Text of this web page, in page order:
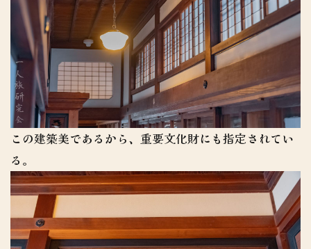
この建築美であるから、重要文化財にも指定されてい
る。